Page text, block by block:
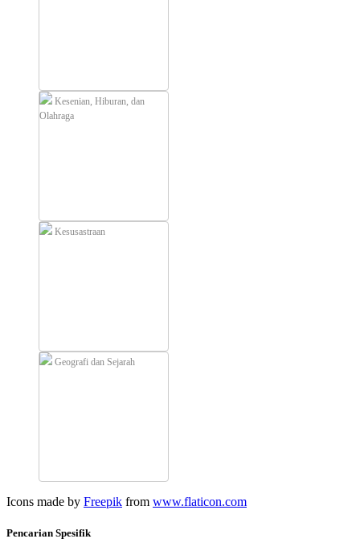
Kesenian, Hiburan, dan
Olahraga
Kesusastraan
Geografi dan Sejarah
Icons made by Freepik from www.flaticon.com
Pencarian Spesifik